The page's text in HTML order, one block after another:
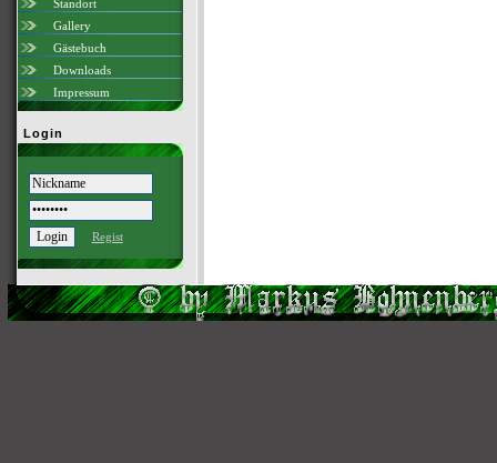
Standort
Gallery
Gästebuch
Downloads
Impressum
Login
Regist